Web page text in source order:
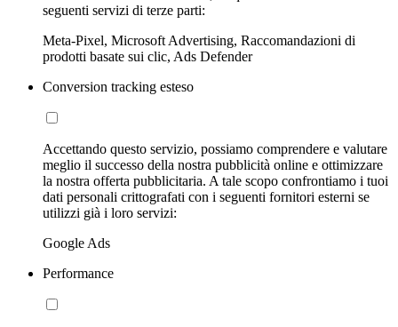
seguenti servizi di terze parti:
Meta-Pixel, Microsoft Advertising, Raccomandazioni di
prodotti basate sui clic, Ads Defender
Conversion tracking esteso
Accettando questo servizio, possiamo comprendere e valutare
meglio il successo della nostra pubblicità online e ottimizzare
la nostra offerta pubblicitaria. A tale scopo confrontiamo i tuoi
dati personali crittografati con i seguenti fornitori esterni se
utilizzi già i loro servizi:
Google Ads
Performance